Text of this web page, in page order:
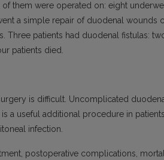
them were operated on: eight
a simple repair of duodenal
Three patients had duodenal fistulas:
patients died.
is difficult. Uncomplicated
a useful additional procedure in
infection.
postoperative complications,